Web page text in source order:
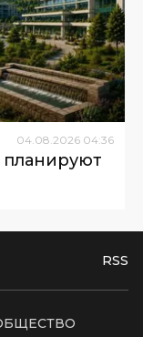
04 08 2026 04:36
RSS